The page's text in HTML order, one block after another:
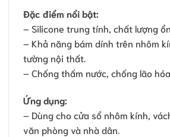
Đặc điểm nổi bật:
– Silicone trung tính, chất lượng
– Khả năng bám dính trên nhôm
tường nội thất.
– Chống thấm nước, chống lão
Ứng dụng:
– Dùng cho cửa sổ nhôm kính,
văn phòng và nhà dân.